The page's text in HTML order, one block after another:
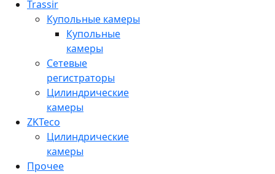
Trassir
Купольные камеры
Купольные
камеры
Сетевые
регистраторы
Цилиндрические
камеры
ZKTeco
Цилиндрические
камеры
Прочее